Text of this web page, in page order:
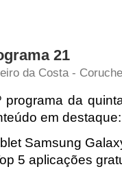
21
da Costa -
programa da
em destaque:
Samsung
5 aplicações